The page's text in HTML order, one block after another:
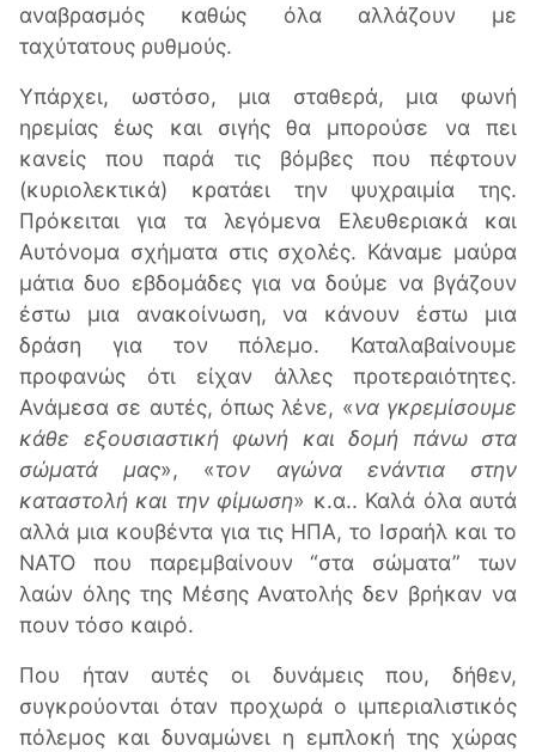
αναβρασμός καθώς όλα αλλάζουν με
ταχύτατους ρυθμούς.
Υπάρχει, ωστόσο, μια σταθερά, μια φωνή
ηρεμίας έως και σιγής θα μπορούσε να πει
κανείς που παρά τις βόμβες που πέφτουν
(κυριολεκτικά) κρατάει την ψυχραιμία της.
Πρόκειται για τα λεγόμενα Ελευθεριακά και
Αυτόνομα σχήματα στις σχολές. Κάναμε μαύρα
μάτια δυο εβδομάδες για να δούμε να βγάζουν
έστω μια ανακοίνωση, να κάνουν έστω μια
δράση για τον πόλεμο. Καταλαβαίνουμε
προφανώς ότι είχαν άλλες προτεραιότητες.
Ανάμεσα σε αυτές, όπως λένε, «να γκρεμίσουμε
κάθε εξουσιαστική φωνή και δομή πάνω στα
σώματά μας», «τον αγώνα ενάντια στην
καταστολή και την φίμωση» κ.α.. Καλά όλα αυτά
αλλά μια κουβέντα για τις ΗΠΑ, το Ισραήλ και το
ΝΑΤΟ που παρεμβαίνουν “στα σώματα” των
λαών όλης της Μέσης Ανατολής δεν βρήκαν να
πουν τόσο καιρό.
Που ήταν αυτές οι δυνάμεις που, δήθεν,
συγκρούονται όταν προχωρά ο ιμπεριαλιστικός
πόλεμος και δυναμώνει η εμπλοκή της χώρας